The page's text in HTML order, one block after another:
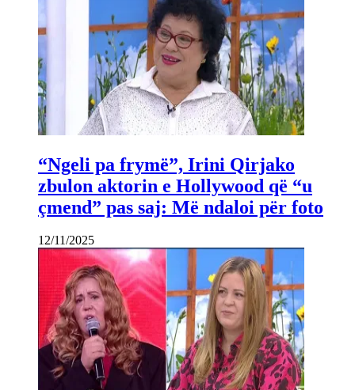
“Ngeli pa frymë”, Irini Qirjako
zbulon aktorin e Hollywood që “u
çmend” pas saj: Më ndaloi për foto
12/11/2025